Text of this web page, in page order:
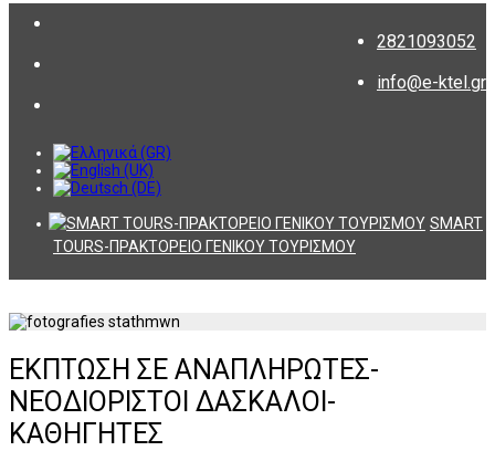
2821093052
info@e-ktel.gr
SMART
TOURS-ΠΡΑΚΤΟΡΕΙΟ ΓΕΝΙΚΟΥ ΤΟΥΡΙΣΜΟΥ
ΕΚΠΤΩΣΗ ΣΕ ΑΝΑΠΛΗΡΩΤΕΣ-
ΝΕΟΔΙΟΡΙΣΤΟΙ ΔΑΣΚΑΛΟΙ-
ΚΑΘΗΓΗΤΕΣ